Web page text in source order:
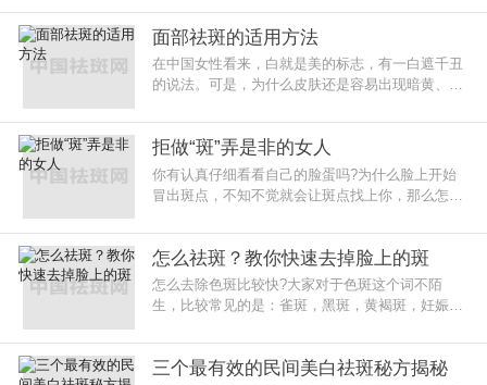
面部祛斑的适用方法
在中国女性看来，白就是美的标志，有一白遮千丑
的说法。可是，为什么皮肤还是容易出现暗黄、毛
容易变得暗
拒做“斑”弄是非的女人
你有认真仔细看看自己的脸蛋吗?为什么脸上开始
冒出斑点，不知不觉就会让斑点找上你，那么怎么
怎么祛斑？教你快速去掉脸上的斑
怎么去除色斑比较快?大家对于色斑这个词不陌
生，比较常见的是：雀斑，黑斑，黄褐斑，妊娠斑
大家都要除之而后快。
三个最有效的民间美白祛斑秘方揭秘